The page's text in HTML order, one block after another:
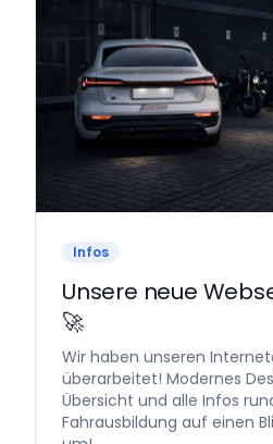
Infos
Unsere neue
🚀
Wir haben unseren
überarbeitet! Modernes
Übersicht und alle Infos
Fahrausbildung auf einen